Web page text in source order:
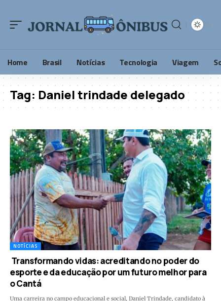
Home Brasil Notícias Tecnologia Viagem
Tag: Daniel trindade delegado
NOTÍCIAS
Transformando vidas: acreditando no poder do
esporte e da educação por um futuro melhor para
o Cantá
Uma carreira no campo educacional e social, Daniel Trindade, candidato à